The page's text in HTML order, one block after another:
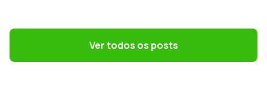
Convenções coletivas e dissídios: o que
o DP precisa saberVer todos os posts